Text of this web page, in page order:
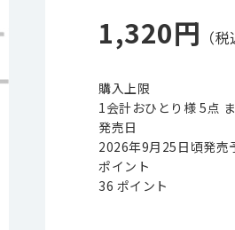
1,320円
購入上限
1会計おひとり様 5点
発売日
2026年9月25日頃発売
ポイント
36 ポイント